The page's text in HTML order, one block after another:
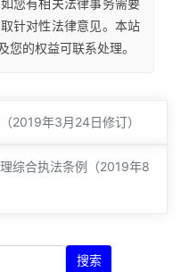
针对性法律意见。本站
您的权益可联系处理。
2019年3月24日修订）
综合执法条例（2019年8
搜索